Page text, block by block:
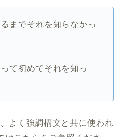
までそれを知らなかっ
て初めてそれを知っ
よく強調構文と共に使われ